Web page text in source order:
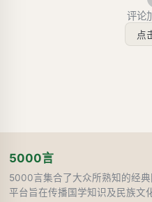
评论
点
5000言
5000言集合了大众所熟知的经典
平台旨在传播国学知识及民族文